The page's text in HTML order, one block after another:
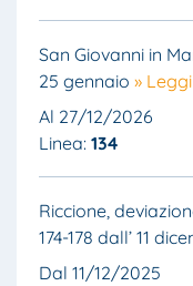
San Giovanni in
25 gennaio » Leggi
Al 27/12/2026
Linea: 134
Riccione,
174-178 dall’ 11
Dal 11/12/2025